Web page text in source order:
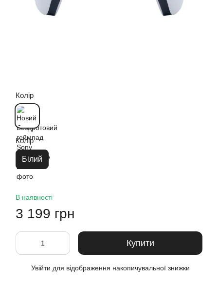
Колір
Колір
Білий
В наявності
3 199 грн
Купити
Увійти для відображення накопичувальної знижки